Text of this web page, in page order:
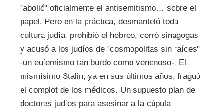
"abolió" oficialmente el antisemitismo… sobre el
papel. Pero en la práctica, desmanteló toda
cultura judía, prohibió el hebreo, cerró sinagogas
y acusó a los judíos de "cosmopolitas sin raíces"
-un eufemismo tan burdo como venenoso-. El
mismísimo Stalin, ya en sus últimos años, fraguó
el complot de los médicos. Un supuesto plan de
doctores judíos para asesinar a la cúpula